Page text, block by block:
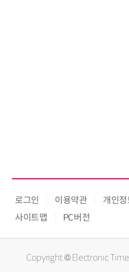
로그인 이용약관 개인
사이트맵
PC버전
Copyright © Electronic